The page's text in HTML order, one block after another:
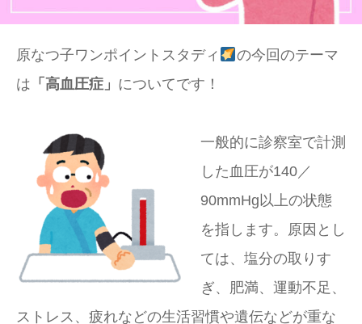
原なつ子ワンポイントスタディ
の今回のテーマ
は 「高血圧症」 についてです！
一般的に診察室で計測
した血圧が140／
90mmHg以上の状態
を指します。原因とし
ては、塩分の取りす
ぎ、肥満、運動不足、
ストレス、疲れなどの生活習慣や遺伝などが重な